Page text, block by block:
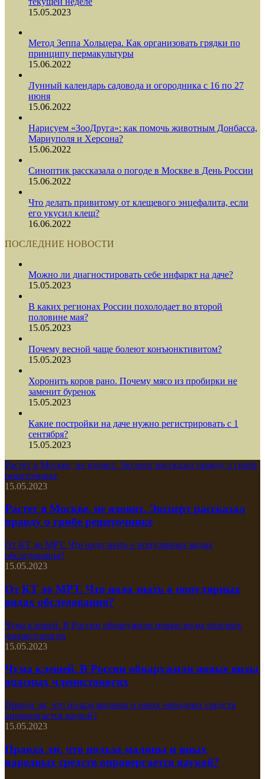
15.05.2023
Метод Зеппа Хольцера. Как организовать грядки по
принципу пермакультуры
15.06.2022
Лунный календарь садовода и огородника с 16 по 27
июня
15.06.2022
Нарисуем «ЗооДруга»: как помочь животным Донбасса,
Мариуполя и Херсона?
15.06.2022
Синоптик рассказала о погоде в Москве в День России
15.06.2022
Что делать привитому от клещевого энцефалита, если
его укусил клещ?
16.06.2022
ПОСЛЕДНИЕ НОВОСТИ
Можно ли диагностировать себе инфаркт на даче?
15.05.2023
В каких регионах России похолодает во второй
половине мая?
15.05.2023
Почему весной чаще болеют конъюнктивитом?
15.05.2023
Хоронить коров рано. Почему мясо из пробирки не
заменит буренок
15.05.2023
Какие постройки на даче нужно регистрировать с 1
сентября?
15.05.2023
Растет в Москве, не ядовит. Эксперт рассказал правду о грибе
решеточнике
15.05.2023
Растет в Москве, не ядовит. Эксперт рассказал
правду о грибе решеточнике
От КТ до МРТ. Что надо знать о популярных видах
обследования?
15.05.2023
От КТ до МРТ. Что надо знать о популярных
видах обследования?
Чума клещей. В России обнаружили новые виды опасных
членистоногих
15.05.2023
Чума клещей. В России обнаружили новые виды
опасных членистоногих
Правда ли, что польза малины и иных народных средств
опровергается наукой?
15.05.2023
Правда ли, что польза малины и иных
народных средств опровергается наукой?